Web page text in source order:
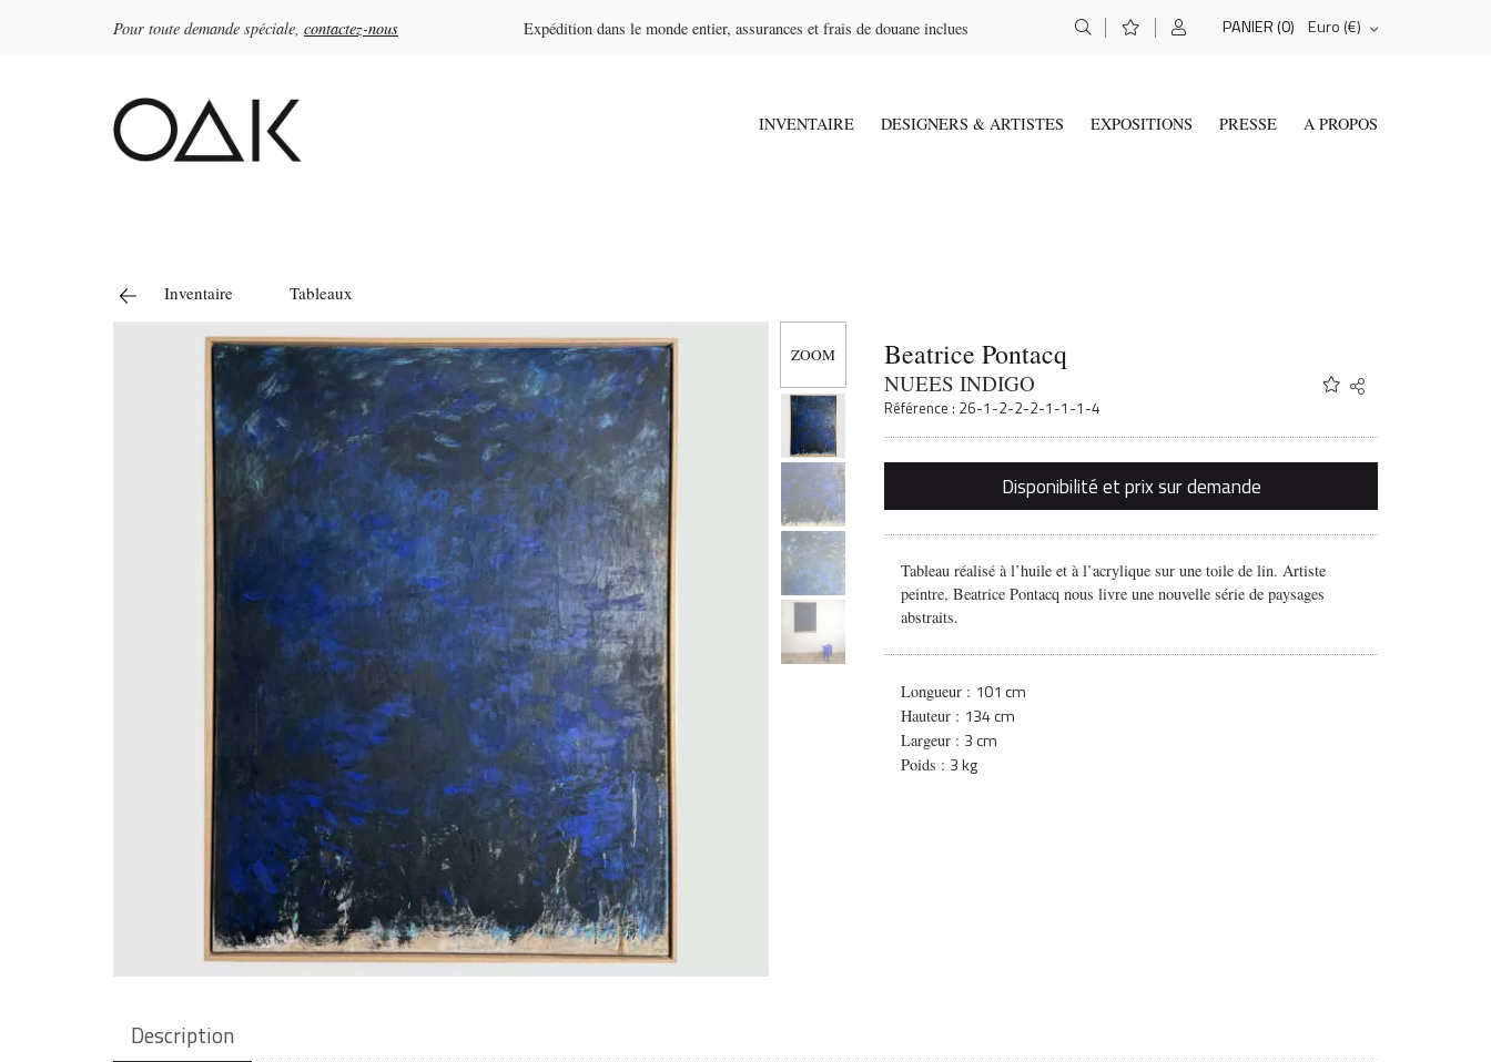
Pour toute demande spéciale, contactez-nous Expédition dans le monde entier, assurances et frais de douane inclues PANIER(0) Euro (€)
Rechercher :
INVENTAIRE DESIGNERS & ARTISTES EXPOSITIONS PRESSE A PROPOS
Inventaire Tableaux
Beatrice Pontacq
NUEES INDIGO
Référence : 26-1-2-2-2-1-1-1-4
Share
Twitter
Disponibilité et prix sur demande
Tableau réalisé à l’huile et à l’acrylique sur une toile de lin. Artiste
peintre, Beatrice Pontacq nous livre une nouvelle série de paysages
abstraits.
Longueur : 101 cm
Hauteur : 134 cm
Largeur : 3 cm
Poids : 3 kg
Description